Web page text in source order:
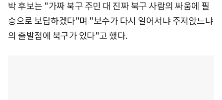
박 후보는 "가짜 북구 주민 대 진짜 북구 사람의 싸움에 필
승으로 보답하겠다"며 "보수가 다시 일어서냐 주저앉느냐
의 출발점에 북구가 있다"고 했다.